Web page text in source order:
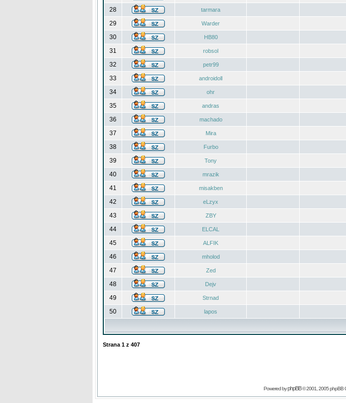
28
tarmara
29
Warder
30
HB80
31
robsol
32
petr99
33
androidoll
34
ohr
35
andras
36
machado
37
Mira
38
Furbo
39
Tony
40
mrazik
41
misakben
42
eLzyx
43
ZBY
44
ELCAL
45
ALFIK
46
mholod
47
Zed
48
Dejv
49
Strnad
50
lapos
Strana 1 z 407
Powered byphpBB© 2001, 2005 phpBB